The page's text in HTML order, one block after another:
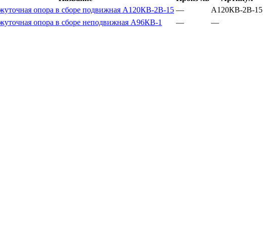
опора в сборе подвижная А120КВ-2В-15 — А120КВ-2В-15
опора в сборе неподвижная А96КВ-1
— —